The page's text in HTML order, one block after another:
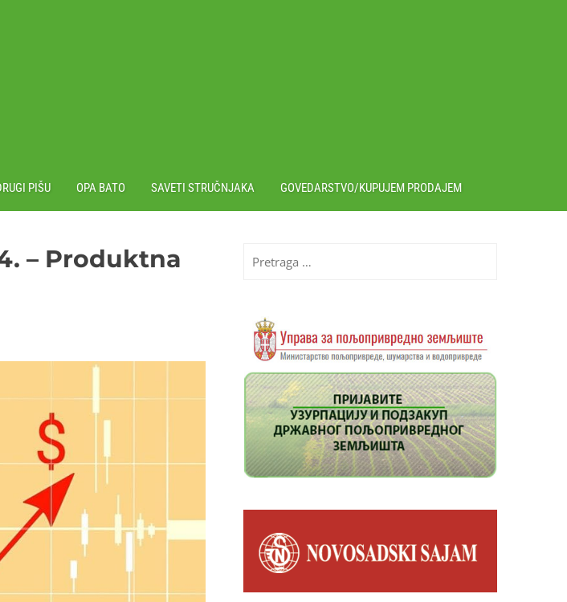
PIŠU OPA BATO SAVETI STRUČNJAKA GOVEDARSTVO/KUPUJEM PRODAJEM
– Produktna
za: